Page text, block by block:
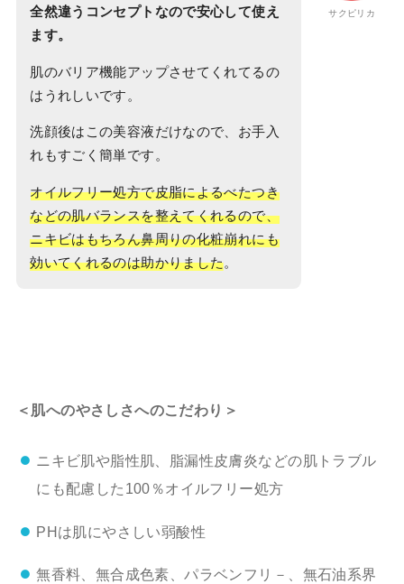
サクピリカ
全然違うコンセプトなので安心して使え
ます。
肌のバリア機能アップさせてくれてるの
はうれしいです。
洗顔後はこの美容液だけなので、お手入
れもすごく簡単です。
オイルフリー処方で皮脂によるべたつき
などの肌バランスを整えてくれるので、
ニキビはもちろん鼻周りの化粧崩れにも
効いてくれるのは助かりました。
＜肌へのやさしさへのこだわり＞
ニキビ肌や脂性肌、脂漏性皮膚炎などの肌トラブル
にも配慮した100％オイルフリー処方
PHは肌にやさしい弱酸性
無香料、無合成色素、パラベンフリ－、無石油系界